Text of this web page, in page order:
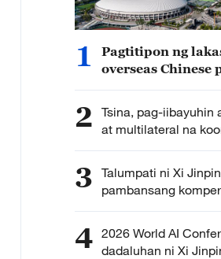
1
Pagtitipon ng
overseas Chinese
ipinanawagan ni
2 Tsina, pag-iibayuhin
at multilateral na
Brazil – Xi Jinping
3 Talumpati ni Xi
pambansang
siyensiya’t
4 2026 World AI
dadaluhan ni Xi